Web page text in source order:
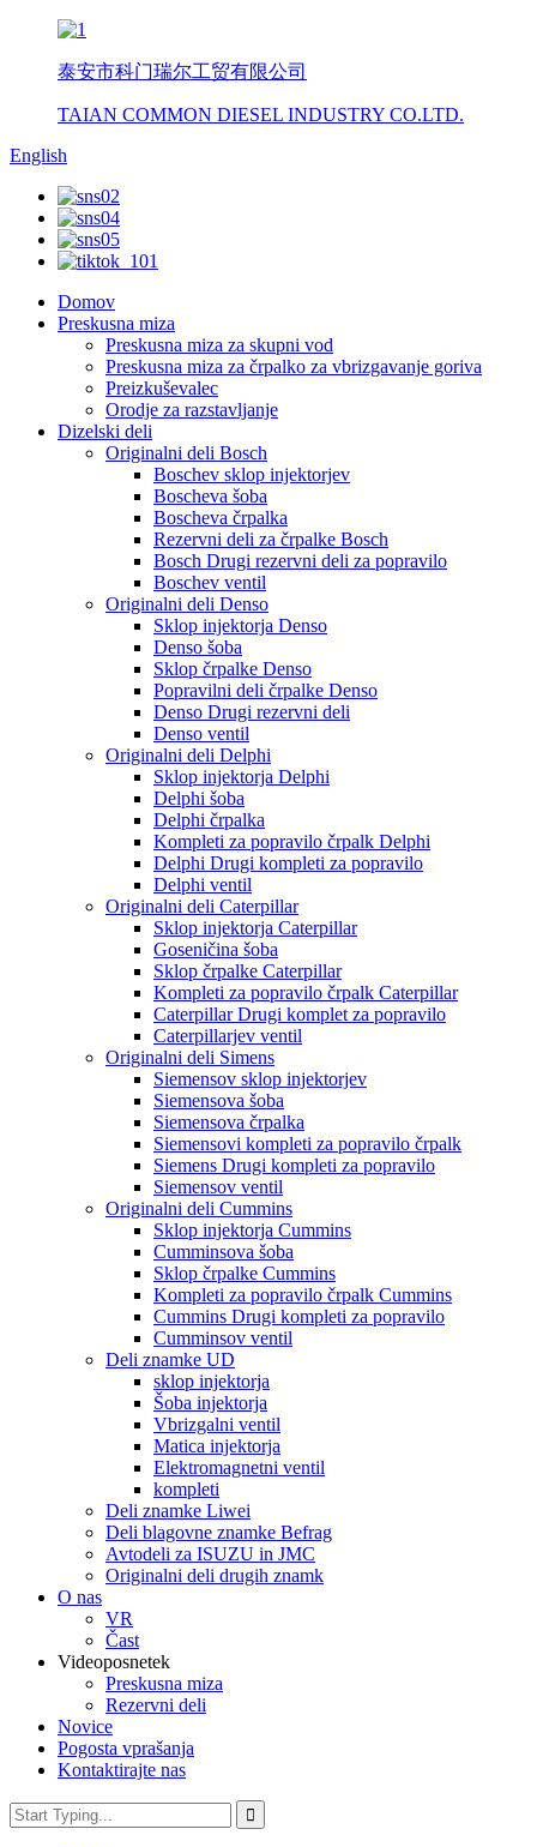
泰安市科门瑞尔工贸有限公司
TAIAN COMMON DIESEL INDUSTRY CO.LTD.
English
Domov
Preskusna miza
Preskusna miza za skupni vod
Preskusna miza za črpalko za vbrizgavanje goriva
Preizkuševalec
Orodje za razstavljanje
Dizelski deli
Originalni deli Bosch
Boschev sklop injektorjev
Boscheva šoba
Boscheva črpalka
Rezervni deli za črpalke Bosch
Bosch Drugi rezervni deli za popravilo
Boschev ventil
Originalni deli Denso
Sklop injektorja Denso
Denso šoba
Sklop črpalke Denso
Popravilni deli črpalke Denso
Denso Drugi rezervni deli
Denso ventil
Originalni deli Delphi
Sklop injektorja Delphi
Delphi šoba
Delphi črpalka
Kompleti za popravilo črpalk Delphi
Delphi Drugi kompleti za popravilo
Delphi ventil
Originalni deli Caterpillar
Sklop injektorja Caterpillar
Goseničina šoba
Sklop črpalke Caterpillar
Kompleti za popravilo črpalk Caterpillar
Caterpillar Drugi komplet za popravilo
Caterpillarjev ventil
Originalni deli Simens
Siemensov sklop injektorjev
Siemensova šoba
Siemensova črpalka
Siemensovi kompleti za popravilo črpalk
Siemens Drugi kompleti za popravilo
Siemensov ventil
Originalni deli Cummins
Sklop injektorja Cummins
Cumminsova šoba
Sklop črpalke Cummins
Kompleti za popravilo črpalk Cummins
Cummins Drugi kompleti za popravilo
Cumminsov ventil
Deli znamke UD
sklop injektorja
Šoba injektorja
Vbrizgalni ventil
Matica injektorja
Elektromagnetni ventil
kompleti
Deli znamke Liwei
Deli blagovne znamke Befrag
Avtodeli za ISUZU in JMC
Originalni deli drugih znamk
O nas
VR
Čast
Videoposnetek
Preskusna miza
Rezervni deli
Novice
Pogosta vprašanja
Kontaktirajte nas